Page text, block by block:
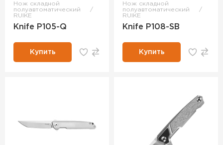
Нож складной
полуавтоматический
RUIKE
Knife P105-Q
Купить
Нож складной
полуавтоматический
RUIKE
Knife P108-SB
Купить